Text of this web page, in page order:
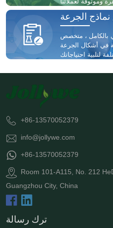
الجرعة
بالكامل ، متخصص
في أشكال الجرعة
+86-13570052379
info@jollywe.com
+86-13570052379
Room 101-A115, No. 212
Guangzhou City, China
ترك رسالة